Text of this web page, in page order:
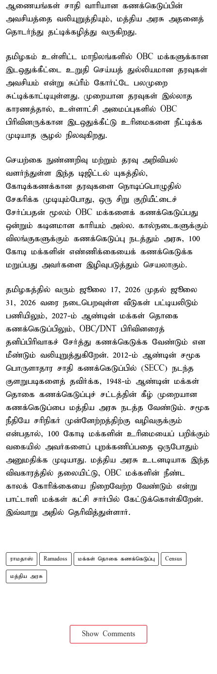
ஆணையங்கள் சாதி வாரியான கணக்கெடுப்பின்
அவசியத்தை வலியுறுத்தியும், மத்திய அரசு அதனைத்
தொடர்ந்து தட்டிக்கழித்து வருகிறது.
தமிழகம் உள்ளிட்ட மாநிலங்களில் OBC மக்களுக்கான
இடஒதுக்கீட்டை உறுதி செய்யத் துல்லியமான தரவுகள்
அவசியம் என்று சுப்ரீம் கோர்ட்டே பலமுறை
சுட்டிக்காட்டியுள்ளது. முறையான தரவுகள் இல்லாத
காரணத்தால், உள்ளாட்சி அமைப்புகளில் OBC
பிரிவினருக்கான இடஒதுக்கீட்டு உரிமைகளை நீட்டிக்க
முடியாத சூழல் நிலவுகிறது.
செயற்கை நுண்ணறிவு மற்றும் தரவு அறிவியல்
வளர்ந்துள்ள இந்த டிஜிட்டல் யுகத்தில்,
கோடிக்கணக்கான தரவுகளை நொடிப்பொழுதில்
சேகரிக்க முடியும்போது, ஒரு சிறு குறியீட்டைச்
சேர்ப்பதன் மூலம் OBC மக்களைக் கணக்கெடுப்பது
ஒன்றும் கடினமான காரியம் அல்ல. கால்நடைகளுக்கும்
விலங்குகளுக்கும் கணக்கெடுப்பு நடத்தும் அரசு, 100
கோடி மக்களின் எண்ணிக்கையைக் கணக்கெடுக்க
மறுப்பது அவர்களை இழிவுபடுத்தும் செயலாகும்.
தமிழகத்தில் வரும் ஜூலை 17, 2026 முதல் ஜூலை
31, 2026 வரை நடைபெறவுள்ள வீடுகள் பட்டியலிடும்
பணியிலும், 2027-ம் ஆண்டின் மக்கள் தொகை
கணக்கெடுப்பிலும், OBC/DNT பிரிவினரைத்
தனிப்பிரிவாகச் சேர்த்து கணக்கெடுக்க வேண்டும் என
மீண்டும் வலியுறுத்துகிறேன். 2012-ம் ஆண்டின் சமூக
பொருளாதார சாதி கணக்கெடுப்பில் (SECC) நடந்த
குளறுபடிகளைத் தவிர்க்க, 1948-ம் ஆண்டின் மக்கள்
தொகை கணக்கெடுப்புச் சட்டத்தின் கீழ் முறையான
கணக்கெடுப்பை மத்திய அரசு நடத்த வேண்டும். சமூக
நீதியே சரிநிகர் முன்னேற்றத்திற்கு வழிவகுக்கும்
என்பதால், 100 கோடி மக்களின் உரிமையைப் பறிக்கும்
வகையில் அவர்களைப் புறக்கணிப்பதை ஒருபோதும்
அனுமதிக்க முடியாது. மத்திய அரசு உடனடியாக இந்த
விவகாரத்தில் தலையிட்டு, OBC மக்களின் நீண்ட
காலக் கோரிக்கையை நிறைவேற்ற வேண்டும் என்று
பாட்டாளி மக்கள் கட்சி சார்பில் கேட்டுக்கொள்கிறேன்.
இவ்வாறு அதில் தெரிவித்துள்ளார்.
ராமதாஸ் Ramadoss மக்கள் தொகை கணக்கெடுப்பு Census
மத்திய அரசு
Show Comments